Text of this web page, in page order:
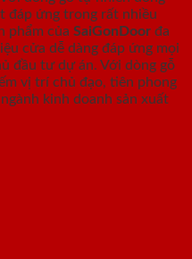
đáp ứng trong rất nhiều
phẩm của SaiGonDoor đa
cửa dễ dàng đáp ứng mọi
đầu tư dự án. Với dòng gỗ
vị trí chủ đạo, tiên phong
kinh doanh sản xuất